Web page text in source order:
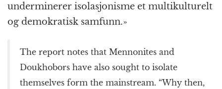
underminerer isolasjonisme et multikulturelt
og demokratisk samfunn.»
The report notes that Mennonites and
Doukhobors have also sought to isolate
themselves form the mainstream. “Why then,